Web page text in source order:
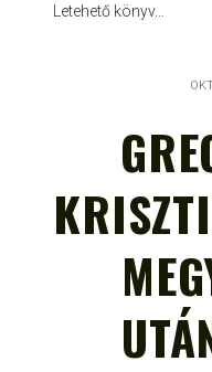
Letehető könyv…